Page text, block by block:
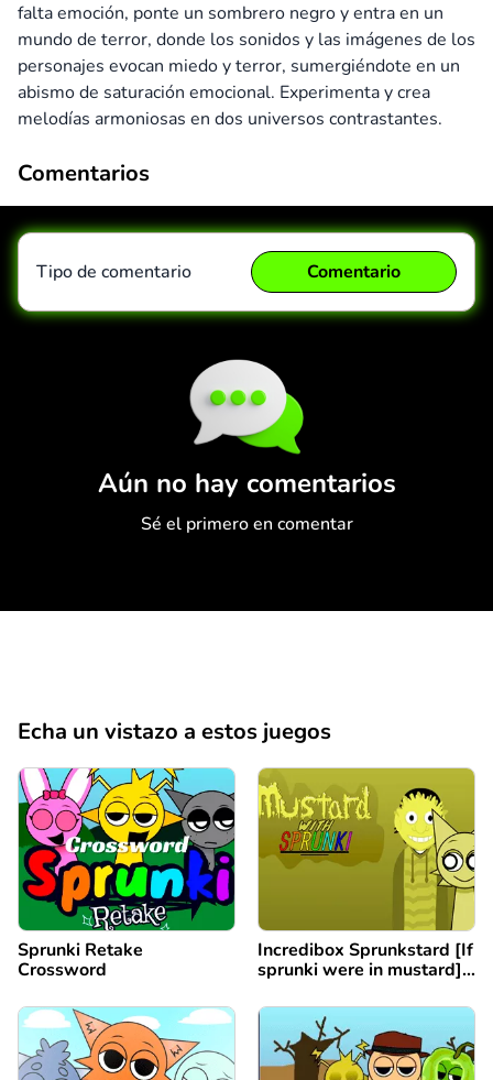
falta emoción, ponte un sombrero negro y entra en un
mundo de terror, donde los sonidos y las imágenes de los
personajes evocan miedo y terror, sumergiéndote en un
abismo de saturación emocional. Experimenta y crea
melodías armoniosas en dos universos contrastantes.
Comentarios
Aún no hay comentarios
Sé el primero en comentar
Tipo de comentario Comentario
Echa un vistazo a estos juegos
Sprunki Retake
Crossword
Incredibox Sprunkstard [If
sprunki were in mustard]